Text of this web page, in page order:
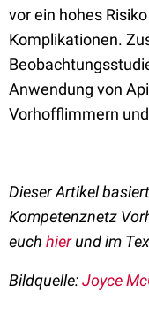
vor ein hohes
Komplikationen.
Anwendung von
Vorhofflimmern
Dieser Artikel
Kompetenznetz
euch hierund im
Bildquelle:Joyce